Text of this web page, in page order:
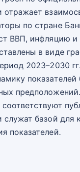
отражает
по стране
ВВП, инфляцию и
в виде
2023–2030
показателей
предположений.
соответствуют
служат базой для
показателей.